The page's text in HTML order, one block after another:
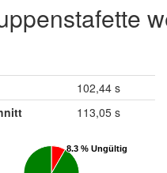
102,44 s
113,05 s
8.3 % Ungültig
8.3 % Ungültig